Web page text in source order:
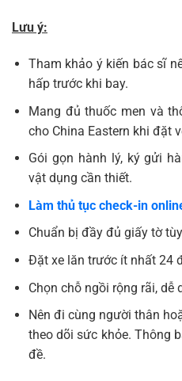
Lưu ý:
Tham khảo ý kiến bác sĩ
hấp trước khi bay.
Mang đủ thuốc men và
cho China Eastern khi đặt
Gói gọn hành lý, ký gửi
vật dụng cần thiết.
Làm thủ tục check-in
Chuẩn bị đầy đủ giấy tờ
Đặt xe lăn trước ít nhất 24
Chọn chỗ ngồi rộng rãi, dễ
Nên đi cùng người thân
theo dõi sức khỏe. Thông
đề.